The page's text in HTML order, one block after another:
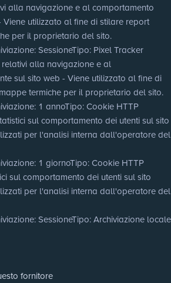
alla navigazione e al comportamento
utilizzato al fine di stilare report
per il proprietario del sito.
: SessioneTipo: Pixel Tracker
alla navigazione e al
sul sito web - Viene utilizzato al fine di
termiche per il proprietario del sito.
: 1 annoTipo: Cookie HTTP
sul comportamento dei utenti sul sito
per l'analisi interna dall'operatore del
: 1 giornoTipo: Cookie HTTP
sul comportamento dei utenti sul sito
per l'analisi interna dall'operatore del
: SessioneTipo: Archiviazione locale
fornitore